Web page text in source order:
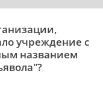
учреждение с
названием